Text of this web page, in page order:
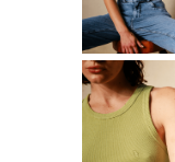
7º
couro
8º
calça
9º
saia
jeans